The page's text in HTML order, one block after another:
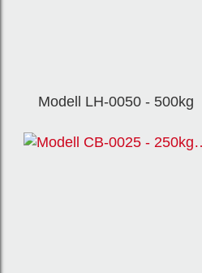
Modell LH-0050 - 500kg